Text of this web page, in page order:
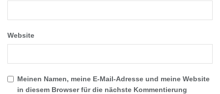
Website
Meinen Namen, meine E-Mail-Adresse und meine Website
in diesem Browser für die nächste Kommentierung